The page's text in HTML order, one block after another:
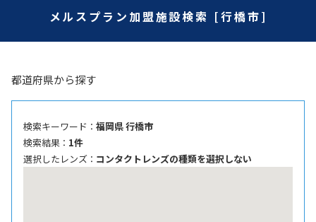
メルスプラン加盟施設検索 [行橋市]
都道府県から探す
検索キーワード ： 福岡県 行橋市
検索結果 ： 1件
選択したレンズ ： コンタクトレンズの種類を選択しない